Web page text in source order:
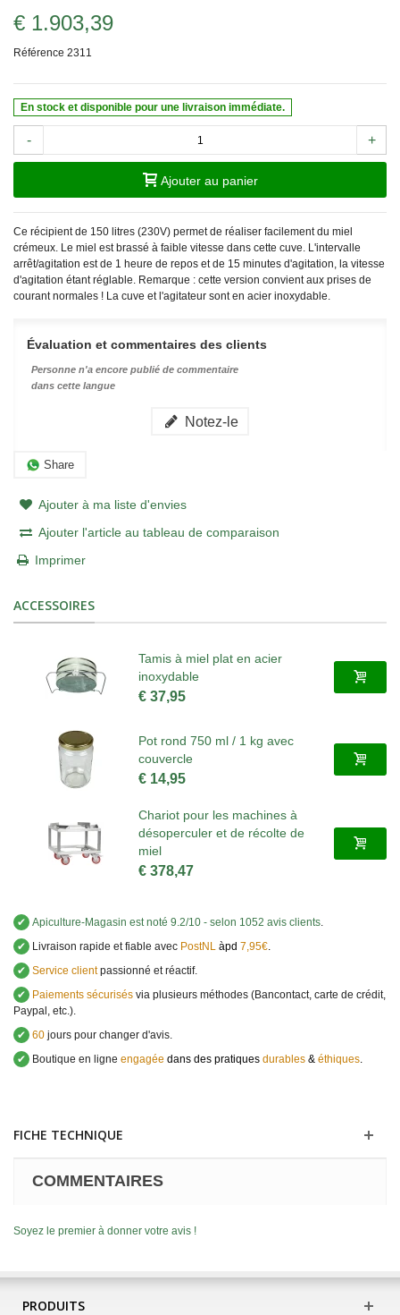
€ 1.903,39
Référence 2311
En stock et disponible pour une livraison immédiate.
- +
Ajouter au panier
Ce récipient de 150 litres (230V) permet de réaliser facilement du miel
crémeux. Le miel est brassé à faible vitesse dans cette cuve. L'intervalle
arrêt/agitation est de 1 heure de repos et de 15 minutes d'agitation, la vitesse
d'agitation étant réglable. Remarque : cette version convient aux prises de
courant normales ! La cuve et l'agitateur sont en acier inoxydable.
Évaluation et commentaires des clients
Personne n'a encore publié de commentaire
dans cette langue
Notez-le
Share
Ajouter à ma liste d'envies
Ajouter l'article au tableau de comparaison
Imprimer
ACCESSOIRES
Tamis à miel plat en acier
inoxydable
€ 37,95
Pot rond 750 ml / 1 kg avec
couvercle
€ 14,95
Chariot pour les machines à
désoperculer et de récolte de
miel
€ 378,47
✔ Apiculture-Magasin est noté 9.2/10 - selon 1052 avis clients.
✔
Livraison rapide et fiable avec PostNL àpd 7,95€.
✔ Service clientpassionné et réactif.
✔
Paiements sécurisés via plusieurs méthodes (Bancontact, carte de crédit,
Paypal, etc.).
✔ 60 jours pour changer d'avis.
✔
Boutique en ligne engagée dans des pratiques durables & éthiques.
FICHE TECHNIQUE
COMMENTAIRES
Soyez le premier à donner votre avis !
PRODUITS